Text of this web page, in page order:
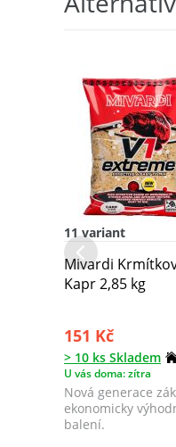
11 variant
Mivardi
Kapr 2,85 kg
151 Kč
> 10 ks Skladem
U vás doma: zítra
Nová generace
ekonomicky
balení.